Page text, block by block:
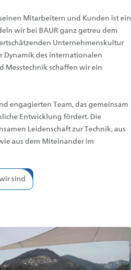
Mitarbeitern und Kunden ist ein
wir bei BAUR ganz getreu dem
Unternehmenskultur
Dynamik des internationalen
Messtechnik schaffen wir ein
engagierten Team, das gemeinsam
Entwicklung fördert. Die
Leidenschaft zur Technik, aus
aus dem Miteinander im
sind